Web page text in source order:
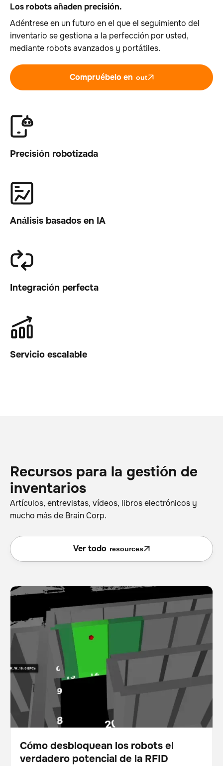
Los robots añaden precisión.
Adéntrese en un futuro en el que el seguimiento del
inventario se gestiona a la perfección por usted,
mediante robots avanzados y portátiles.
Compruébelo en out
Precisión robotizada
Análisis basados en IA
Integración perfecta
Servicio escalable
Recursos para la gestión de
inventarios
Artículos, entrevistas, vídeos, libros electrónicos y
mucho más de Brain Corp.
Ver todo resources
Cómo desbloquean los robots el verdadero potencial
Escáner
Gestión de existencias
Blog
Cómo desbloquean los robots el
verdadero potencial de la RFID